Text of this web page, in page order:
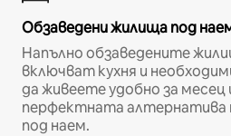
Обзаведени жилища под
Напълно обзаведените
включват кухня и
да живеете удобно за месец
перфектната алтернатива
под наем.